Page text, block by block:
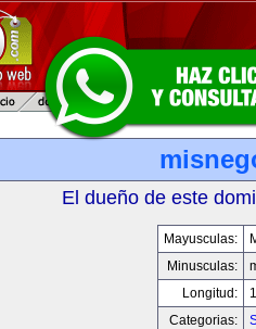
El dueño de este
Mayusculas:
Minusculas:
Longitud:
Categorias: